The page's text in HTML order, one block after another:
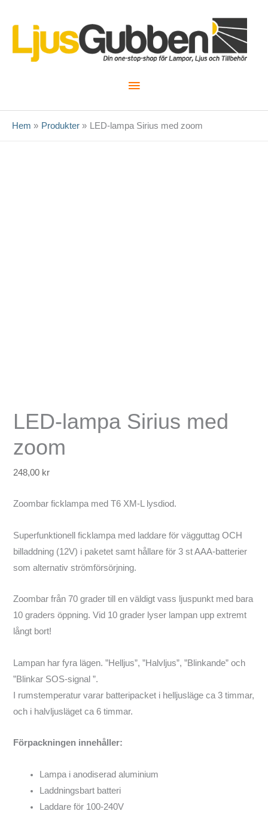
Huvudmeny
Hem Produkter LED-lampa Sirius med zoom
LED-lampa Sirius med
zoom
248,00 kr
Zoombar ficklampa med T6 XM-L lysdiod.
Superfunktionell ficklampa med laddare för vägguttag OCH
billaddning (12V) i paketet samt hållare för 3 st AAA-batterier
som alternativ strömförsörjning.
Zoombar från 70 grader till en väldigt vass ljuspunkt med bara
10 graders öppning. Vid 10 grader lyser lampan upp extremt
långt bort!
Lampan har fyra lägen. ”Helljus”, ”Halvljus”, ”Blinkande” och
”Blinkar SOS-signal ”.
I rumstemperatur varar batteripacket i helljusläge ca 3 timmar,
och i halvljusläget ca 6 timmar.
Förpackningen innehåller:
Lampa i anodiserad aluminium
Laddningsbart batteri
Laddare för 100-240V